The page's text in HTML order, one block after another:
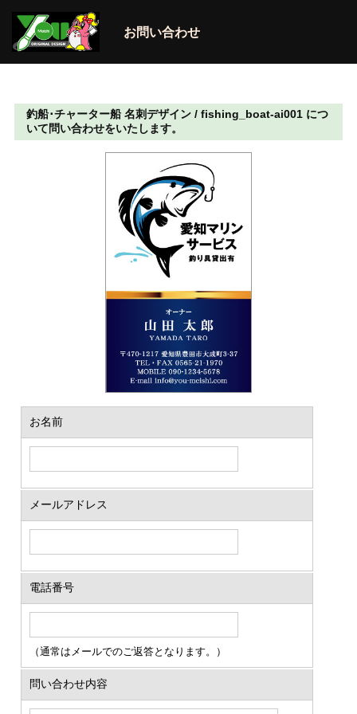
お問い合わせ
釣船･チャーター船 名刺デザイン / fishing_boat-ai001 につ
いて問い合わせをいたします。
お名前
メールアドレス
電話番号
（通常はメールでのご返答となります。）
問い合わせ内容